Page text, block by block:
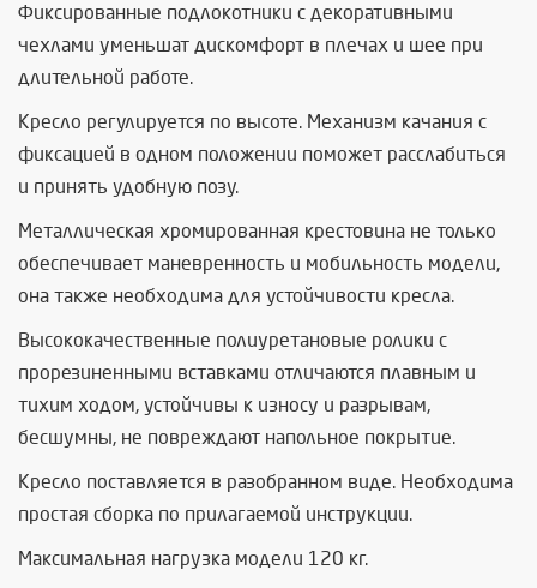
Фиксированные подлокотники с декоративными
чехлами уменьшат дискомфорт в плечах и шее при
длительной работе.
Кресло регулируется по высоте. Механизм качания с
фиксацией в одном положении поможет расслабиться
и принять удобную позу.
Металлическая хромированная крестовина не только
обеспечивает маневренность и мобильность модели,
она также необходима для устойчивости кресла.
Высококачественные полиуретановые ролики с
прорезиненными вставками отличаются плавным и
тихим ходом, устойчивы к износу и разрывам,
бесшумны, не повреждают напольное покрытие.
Кресло поставляется в разобранном виде. Необходима
простая сборка по прилагаемой инструкции.
Максимальная нагрузка модели 120 кг.